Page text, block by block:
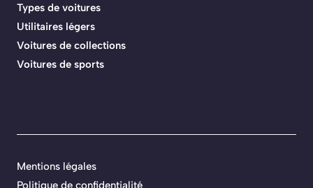
Types de voitures
Utilitaires légers
Voitures de collections
Voitures de sports
Mentions légales
Politique de confidentialité